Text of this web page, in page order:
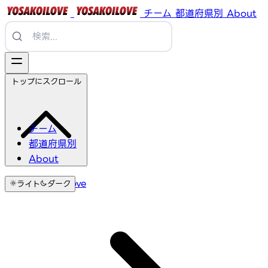
チーム 都道府県別 About
チーム
都道府県別
About
ライト ダーク
トップにスクロール
YosakoiLove